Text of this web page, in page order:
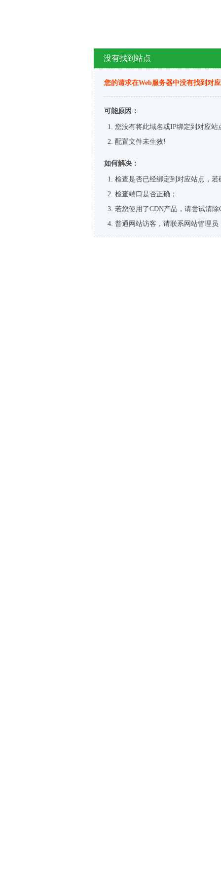
没有找到站点
您的请求在Web服务器中没有找到对
可能原因：
您没有将此域名或IP绑定到对应站
配置文件未生效!
如何解决：
检查是否已经绑定到对应站点，
检查端口是否正确；
若您使用了CDN产品，请尝试清除
普通网站访客，请联系网站管理员